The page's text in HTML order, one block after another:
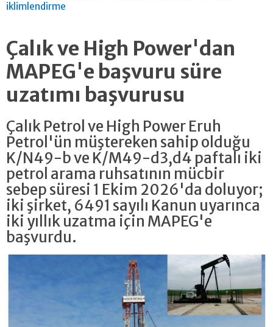
iklimlendirme
Çalık ve High Power'dan
MAPEG'e başvuru süre
uzatımı başvurusu
Çalık Petrol ve High Power Eruh
Petrol'ün müştereken sahip olduğu
K/N49-b ve K/M49-d3,d4 paftalı iki
petrol arama ruhsatının mücbir
sebep süresi 1 Ekim 2026'da doluyor;
iki şirket, 6491 sayılı Kanun uyarınca
iki yıllık uzatma için MAPEG'e
başvurdu.